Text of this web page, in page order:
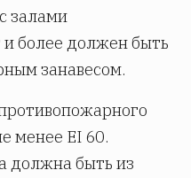
залами
более должен быть
занавесом.
менее EI 60.
должна быть из